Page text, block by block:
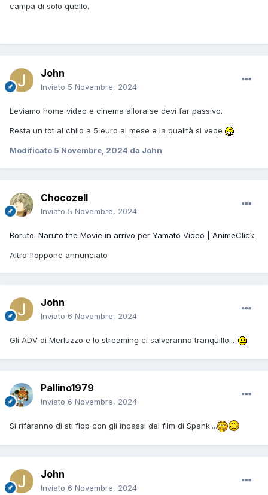
campa di solo quello.
John
Inviato 5 Novembre, 2024
Leviamo home video e cinema allora se devi far passivo.
Resta un tot al chilo a 5 euro al mese e la qualità si vede
Modificato 5 Novembre, 2024 da John
Chocozell
Inviato 5 Novembre, 2024
Boruto: Naruto the Movie in arrivo per Yamato Video | AnimeClick
Altro floppone annunciato
John
Inviato 6 Novembre, 2024
Gli ADV di Merluzzo e lo streaming ci salveranno tranquillo...
Pallino1979
Inviato 6 Novembre, 2024
Si rifaranno di sti flop con gli incassi del film di Spank....
John
Inviato 6 Novembre, 2024